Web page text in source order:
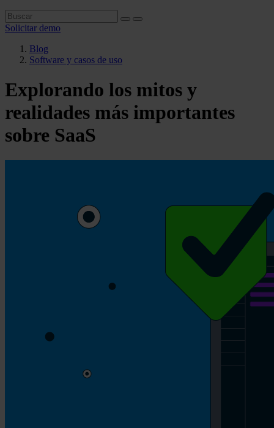
Solicitar demo
Blog
Software y casos de uso
Explorando los mitos y
realidades más importantes
sobre SaaS